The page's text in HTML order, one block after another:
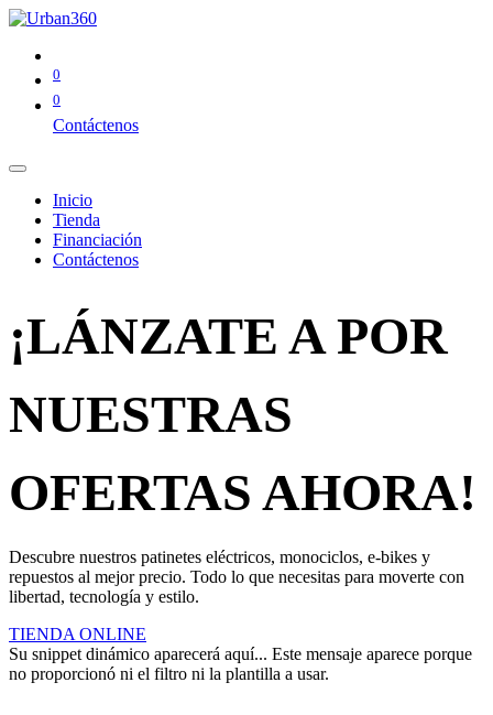
0
0
Contáctenos
Inicio
Tienda
Financiación
Contáctenos
¡LÁNZATE A POR
NUESTRAS
OFERTAS AHORA!
Descubre nuestros patinetes eléctricos, monociclos, e-bikes y
repuestos al mejor precio. Todo lo que necesitas para moverte con
libertad, tecnología y estilo.
TIENDA ONLINE
Su snippet dinámico aparecerá aquí... Este mensaje aparece porque
no proporcionó ni el filtro ni la plantilla a usar.